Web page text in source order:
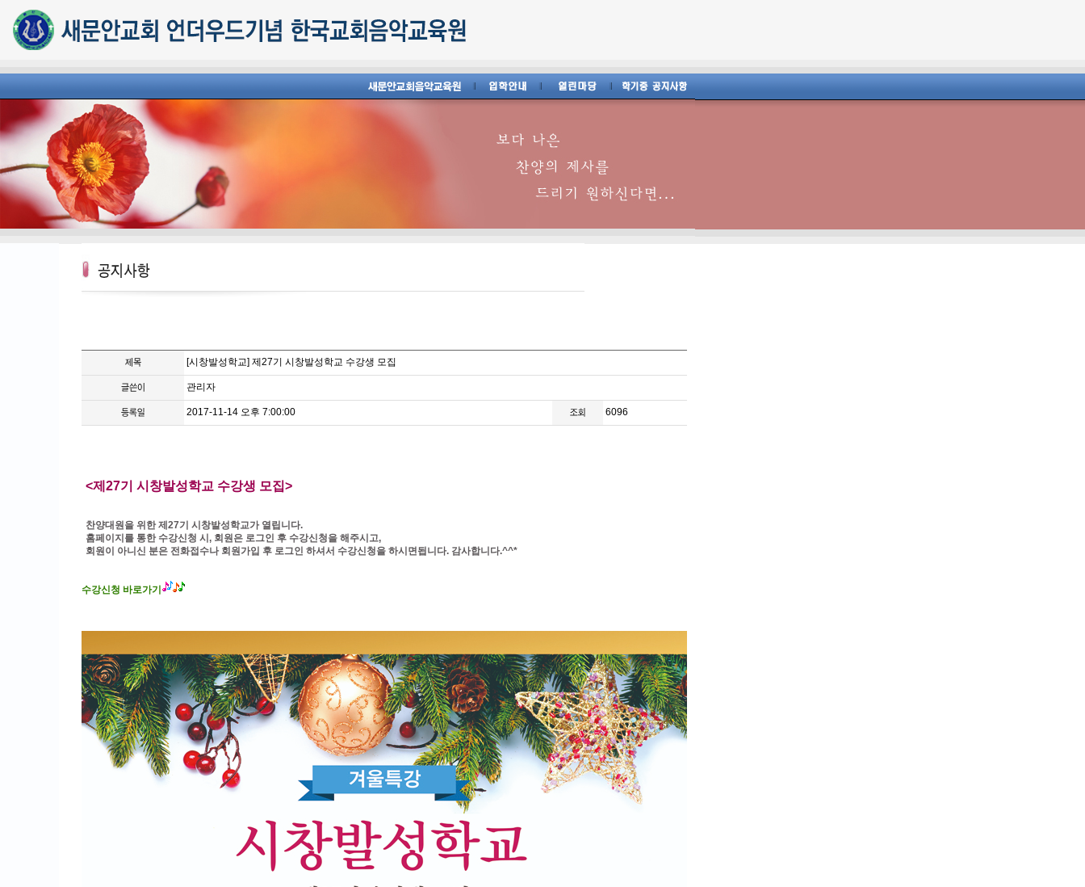
[시창발성학교] 제27기 시창발성학교 수강생 모집
관리자
2017-11-14 오후 7:00:00 6096
<제27기 시창발성학교 수강생 모집>
찬양대원을 위한 제27기 시창발성학교가 열립니다.
홈페이지를 통한 수강신청 시, 회원은 로그인 후 수강신청을 해주시고,
회원이 아니신 분은 전화접수나 회원가입 후 로그인 하셔서 수강신청을 하시면됩니다. 감사합니다.^^*
수강신청 바로가기